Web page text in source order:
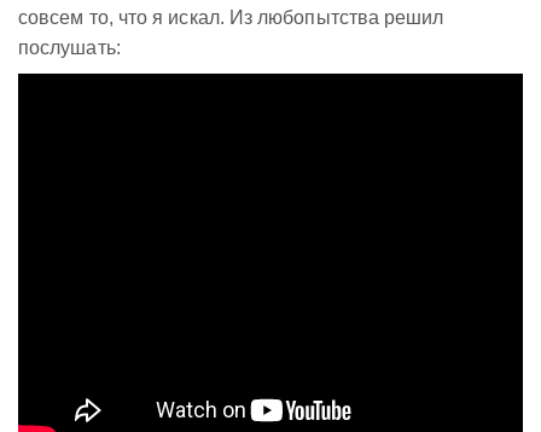
совсем то, что я искал. Из любопытства решил
послушать: